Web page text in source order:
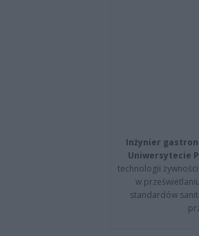
Inżynier
Uniwersytecie
technologii
w
standardów